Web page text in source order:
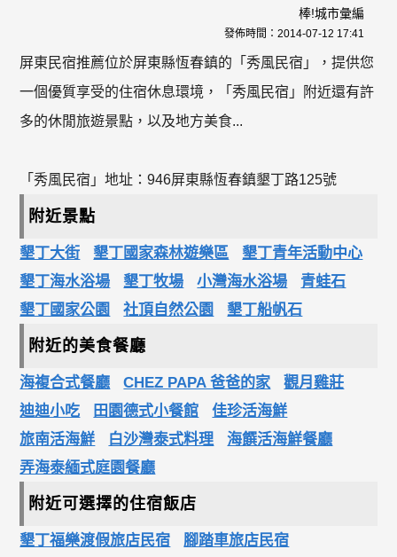
棒!城市彙編
發佈時間： 2014-07-12 17:41
屏東民宿推薦位於屏東縣恆春鎮的「秀風民宿」，提供您
一個優質享受的住宿休息環境，「秀風民宿」附近還有許
多的休閒旅遊景點，以及地方美食...
「秀風民宿」地址：946屏東縣恆春鎮墾丁路125號
附近景點
墾丁大街 墾丁國家森林遊樂區
墾丁青年活動中心
墾丁海水浴場
墾丁牧場 小灣海水浴場
青蛙石
墾丁國家公園
社頂自然公園 墾丁船帆石
附近的美食餐廳
海複合式餐廳 CHEZ PAPA 爸爸的家
觀月雞莊
迪迪小吃
田園德式小餐館
佳珍活海鮮
旅南活海鮮
白沙灣泰式料理
海饌活海鮮餐廳
弄海泰緬式庭園餐廳
附近可選擇的住宿飯店
墾丁福樂渡假旅店民宿
腳踏車旅店民宿